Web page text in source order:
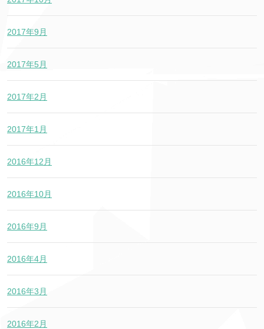
2017年9月
2017年5月
2017年2月
2017年1月
2016年12月
2016年10月
2016年9月
2016年4月
2016年3月
2016年2月